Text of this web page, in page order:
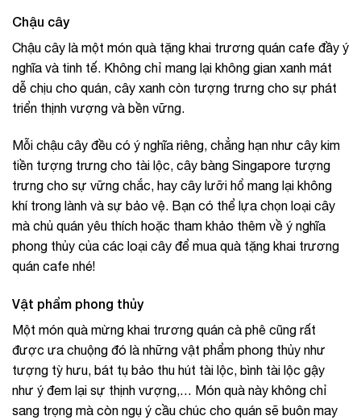
Chậu cây
Chậu cây là một món quà tặng khai trương quán cafe đầy ý
nghĩa và tinh tế. Không chỉ mang lại không gian xanh mát
dễ chịu cho quán, cây xanh còn tượng trưng cho sự phát
triển thịnh vượng và bền vững.
Mỗi chậu cây đều có ý nghĩa riêng, chẳng hạn như cây kim
tiền tượng trưng cho tài lộc, cây bàng Singapore tượng
trưng cho sự vững chắc, hay cây lưỡi hổ mang lại không
khí trong lành và sự bảo vệ. Bạn có thể lựa chọn loại cây
mà chủ quán yêu thích hoặc tham khảo thêm về ý nghĩa
phong thủy của các loại cây để mua quà tặng khai trương
quán cafe nhé!
Vật phẩm phong thủy
Một món quà mừng khai trương quán cà phê cũng rất
được ưa chuộng đó là những vật phẩm phong thủy như
tượng tỳ hưu, bát tụ bảo thu hút tài lộc, bình tài lộc gậy
như ý đem lại sự thịnh vượng,… Món quà này không chỉ
sang trọng mà còn ngụ ý cầu chúc cho quán sẽ buôn may